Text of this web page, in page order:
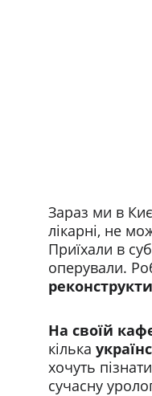
Зараз ми в
лікарні, не
Приїхали в
оперували.
На своїй
кілька
хочуть
сучасну